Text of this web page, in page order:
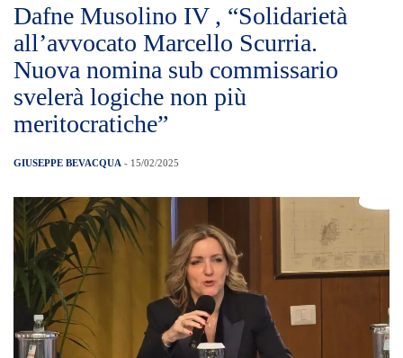
Dafne Musolino IV , “Solidarietà
all’avvocato Marcello Scurria.
Nuova nomina sub commissario
svelerà logiche non più
meritocratiche”
GIUSEPPE BEVACQUA - 15/02/2025